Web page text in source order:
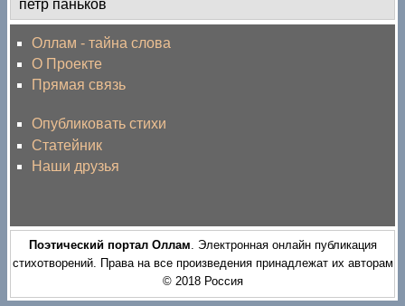
петр паньков
Оллам - тайна слова
О Проекте
Прямая связь
Опубликовать стихи
Статейник
Наши друзья
Поэтический портал Оллам. Электронная онлайн публикация
стихотворений. Права на все произведения принадлежат их авторам
© 2018 Россия